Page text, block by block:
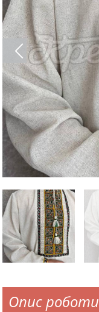
Опис роботи